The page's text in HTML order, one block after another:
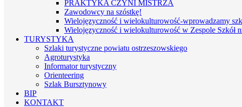
PRAKTYKA CZYNI MISTRZA
Zawodowcy na szóstkę!
Wielojęzyczność i wielokulturowość-wprowadzamy
Wielojęzyczność i wielokulturowość w Zespole Szkół
TURYSTYKA
Szlaki turystyczne powiatu ostrzeszowskiego
Agroturystyka
Informator turystyczny
Orienteering
Szlak Bursztynowy
BIP
KONTAKT